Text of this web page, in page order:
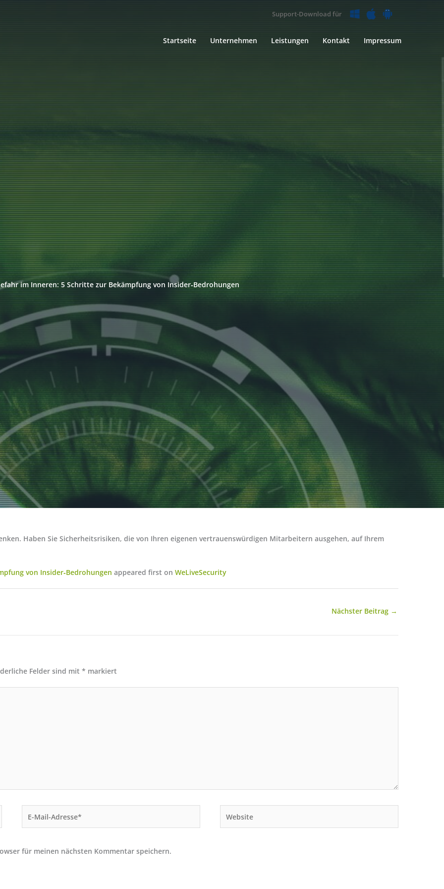
Support-Download für
Startseite Unternehmen Leistungen Kontakt Impressum
im Inneren: 5 Schritte zur Bekämpfung von Insider‑Bedrohungen
Haben Sie Sicherheitsrisiken, die von Ihren eigenen vertrauenswürdigen Mitarbeitern ausgehen, auf Ihrem
von Insider‑Bedrohungen appeared first on WeLiveSecurity
Nächster Beitrag →
Felder sind mit * markiert
Mail-
für meinen nächsten Kommentar speichern.